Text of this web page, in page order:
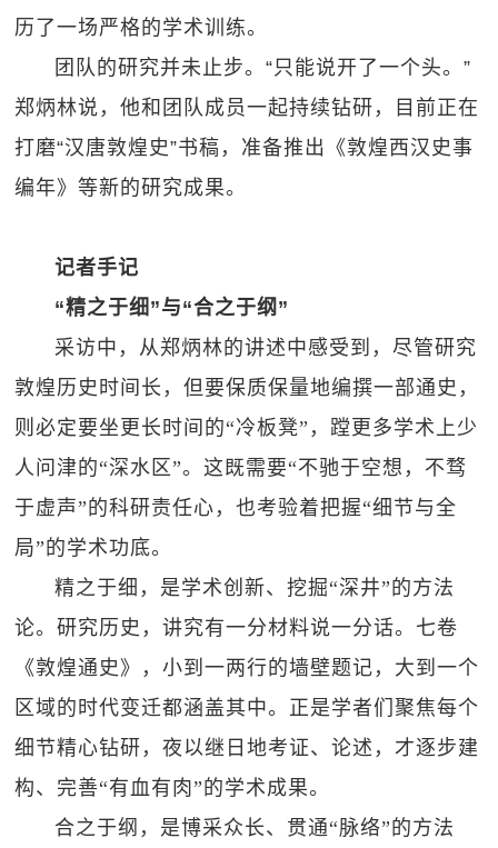
历了一场严格的学术训练。
团队的研究并未止步。“只能说开了一个头。”
郑炳林说，他和团队成员一起持续钻研，目前正在
打磨“汉唐敦煌史”书稿，准备推出《敦煌西汉史事
编年》等新的研究成果。
记者手记
“精之于细”与“合之于纲”
采访中，从郑炳林的讲述中感受到，尽管研究
敦煌历史时间长，但要保质保量地编撰一部通史，
则必定要坐更长时间的“冷板凳”，蹚更多学术上少
人问津的“深水区”。这既需要“不驰于空想，不骛
于虚声”的科研责任心，也考验着把握“细节与全
局”的学术功底。
精之于细，是学术创新、挖掘“深井”的方法
论。研究历史，讲究有一分材料说一分话。七卷
《敦煌通史》，小到一两行的墙壁题记，大到一个
区域的时代变迁都涵盖其中。正是学者们聚焦每个
细节精心钻研，夜以继日地考证、论述，才逐步建
构、完善“有血有肉”的学术成果。
合之于纲，是博采众长、贯通“脉络”的方法